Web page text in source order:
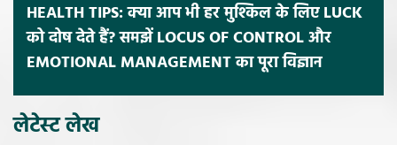
HEALTH TIPS: क्या आप भी हर मुश्किल के लिए LUCK
को दोष देते हैं? समझें LOCUS OF CONTROL और
EMOTIONAL MANAGEMENT का पूरा विज्ञान
लेटेस्ट लेख